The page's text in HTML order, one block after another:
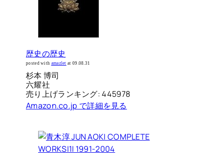
歴史の歴史
posted with amazlet at 09.08.31
杉本 博司
六耀社
売り上げランキング: 445978
Amazon.co.jp で詳細を見る